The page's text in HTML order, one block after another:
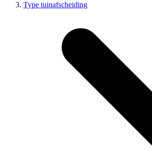
Type tuinafscheiding